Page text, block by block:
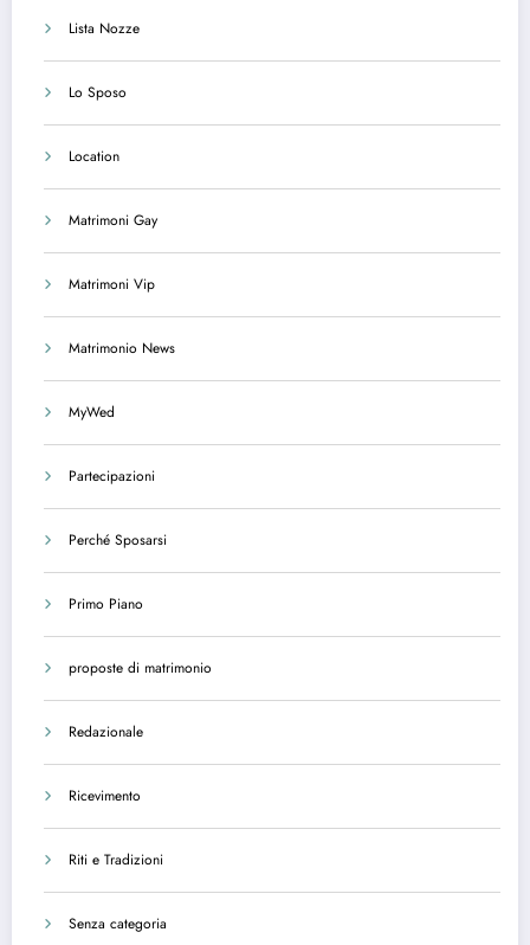
Lista Nozze
Lo Sposo
Location
Matrimoni Gay
Matrimoni Vip
Matrimonio News
MyWed
Partecipazioni
Perché Sposarsi
Primo Piano
proposte di matrimonio
Redazionale
Ricevimento
Riti e Tradizioni
Senza categoria